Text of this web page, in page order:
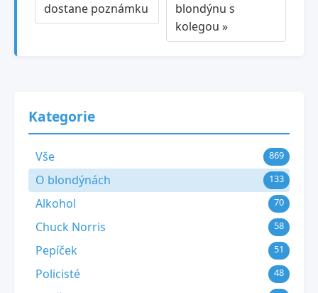
dostane poznámku
blondýnu s
kolegou »
Kategorie
Vše 869
O blondýnách 133
Alkohol 70
Chuck Norris 58
Pepíček 51
Policisté 48